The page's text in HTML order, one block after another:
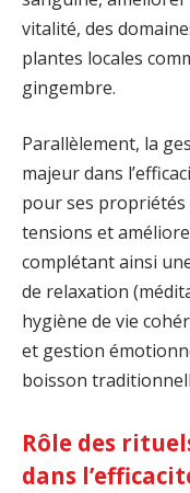
vitalité, des
plantes locales
gingembre.
Parallèlement, la
majeur dans
pour ses propriétés
tensions et
complétant ainsi
de relaxation
hygiène de vie
et gestion
boisson
Rôle des
dans